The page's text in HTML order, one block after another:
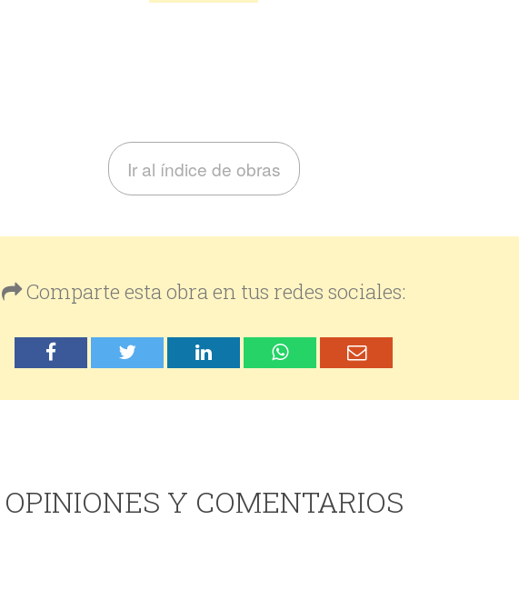
Ir al índice de obras
Comparte esta obra en tus redes sociales:
OPINIONES Y COMENTARIOS